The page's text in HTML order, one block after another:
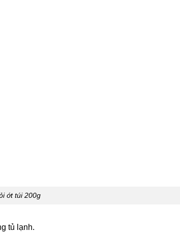
ớt túi 200g
tủ lạnh.